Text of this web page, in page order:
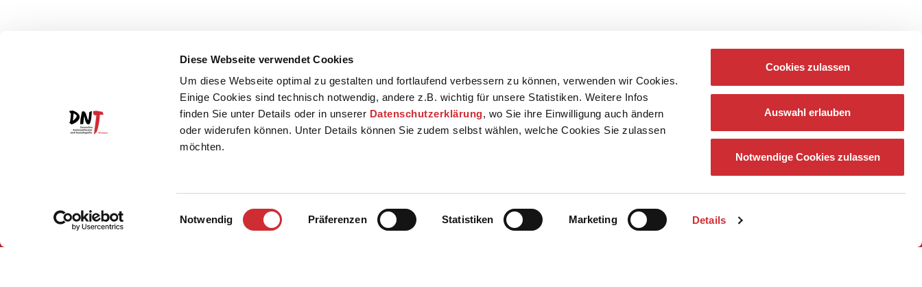
Diese Webseite verwendet Cookies
Um diese Webseite optimal zu gestalten und fortlaufend verbessern zu können, verwenden wir Cookies.
Einige Cookies sind technisch notwendig, andere z.B. wichtig für unsere Statistiken. Weitere Infos
finden Sie unter Details oder in unserer Datenschutzerklärung, wo Sie ihre Einwilligung auch ändern
oder widerufen können. Unter Details können Sie zudem selbst wählen, welche Cookies Sie zulassen
möchten.
Einwilligungsauswahl
Notwendig Präferenzen Statistiken Marketing Details
Cookies zulassen
Auswahl erlauben
Notwendige Cookies zulassen
Impressum Kontakt Presse AGB Datenschutz Newsletter